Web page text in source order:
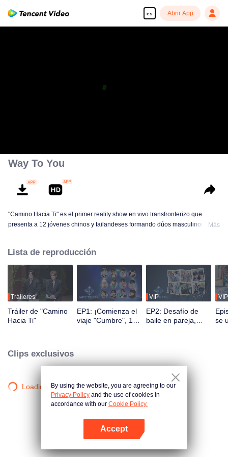
es Abrir App
Way To You
"Camino Hacia Ti" es el primer reality show en vivo transfronterizo que
presenta a 12 jóvenes chinos y tailandeses formando dúos masculinos.
multiplataforma. Los espectadores participan directamente en el desarrollo
de sus ídolos a través de votaciones y apoyo, observando el viaje desde el
primer encuentro hasta la perfecta sincronía. La pareja más popular con la
mejor química debutará finalmente en el escenario global.
Más
Lista de reproducción
Tráileres
Tráiler de "Camino
Hacia Ti"
EP1: ¡Comienza el
viaje "Cumbre", 12
VIP
EP2: Desafío de
baile en pareja,
VIP
se
Clips exclusivos
Loading…By using the website, you are agreeing to our
Privacy Policy and the use of cookies in
accordance with our Cookie Policy.
Accept